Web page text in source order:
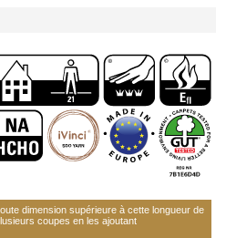
dimension supérieure à cette longueur de
coupes en les ajoutant